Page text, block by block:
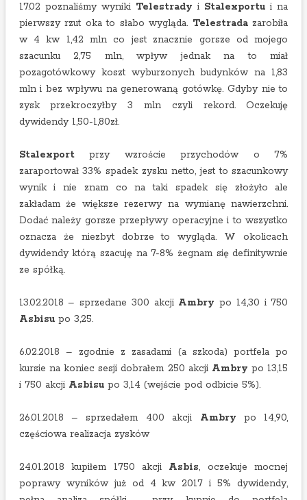
17.02 poznaliśmy wyniki Telestradyi Stalexportui na
pierwszy rzut oka to słabo wygląda. Telestradazarobiła
w 4 kw 1,42 mln co jest znacznie gorsze od mojego
szacunku 2,75 mln, wpływ jednak na to miał
pozagotówkowy koszt wyburzonych budynków na 1,83
mln i bez wpływu na generowaną gotówkę. Gdyby nie to
zysk przekroczyłby 3 mln czyli rekord. Oczekuję
dywidendy 1,50-1,80zł.
Stalexportprzy wzroście przychodów o 7%
zaraportował 33% spadek zysku netto, jest to szacunkowy
wynik i nie znam co na taki spadek się złożyło ale
zakładam że większe rezerwy na wymianę nawierzchni.
Dodać należy gorsze przepływy operacyjne i to wszystko
oznacza że niezbyt dobrze to wygląda. W okolicach
dywidendy którą szacuję na 7-8% żegnam się definitywnie
ze spółką.
13.02.2018 – sprzedane 300 akcji Ambrypo 14,30 i 750
Asbisu po 3,25.
6.02.2018 – zgodnie z zasadami (a szkoda) portfela po
kursie na koniec sesji dobrałem 250 akcji Ambrypo 13,15
i 750 akcji Asbisu po 3,14 (wejście pod odbicie 5%).
26.01.2018 – sprzedałem 400 akcji Ambry po 14,90,
częściowa realizacja zysków
24.01.2018 kupiłem 1750 akcji Asbis, oczekuje mocnej
poprawy wyników już od 4 kw 2017 i 5% dywidendy,